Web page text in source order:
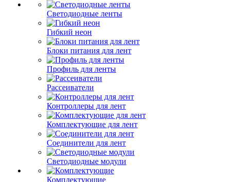
Светодиодные ленты
Гибкий неон
Блоки питания для лент
Профиль для ленты
Рассеиватели
Контроллеры для лент
Комплектующие для лент
Соединители для лент
Светодиодные модули
Комплектующие